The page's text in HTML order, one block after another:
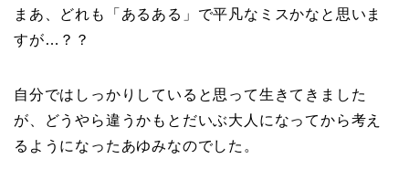
まあ、どれも「あるある」で平凡なミスかなと思いま
すが…？？
自分ではしっかりしていると思って生きてきました
が、どうやら違うかもとだいぶ大人になってから考え
るようになったあゆみなのでした。